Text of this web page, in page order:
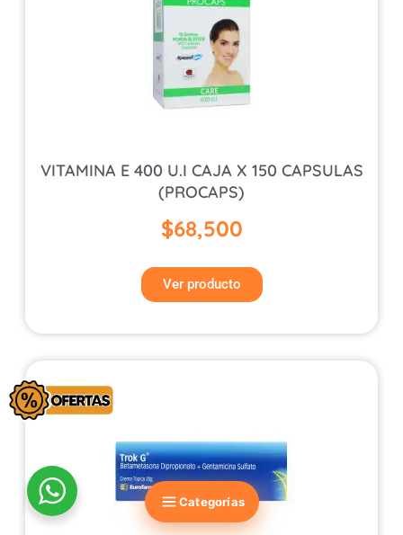
VITAMINA E 400 U.I CAJA X 150 CAPSULAS
(PROCAPS)
$68,500
Ver producto
Categorías